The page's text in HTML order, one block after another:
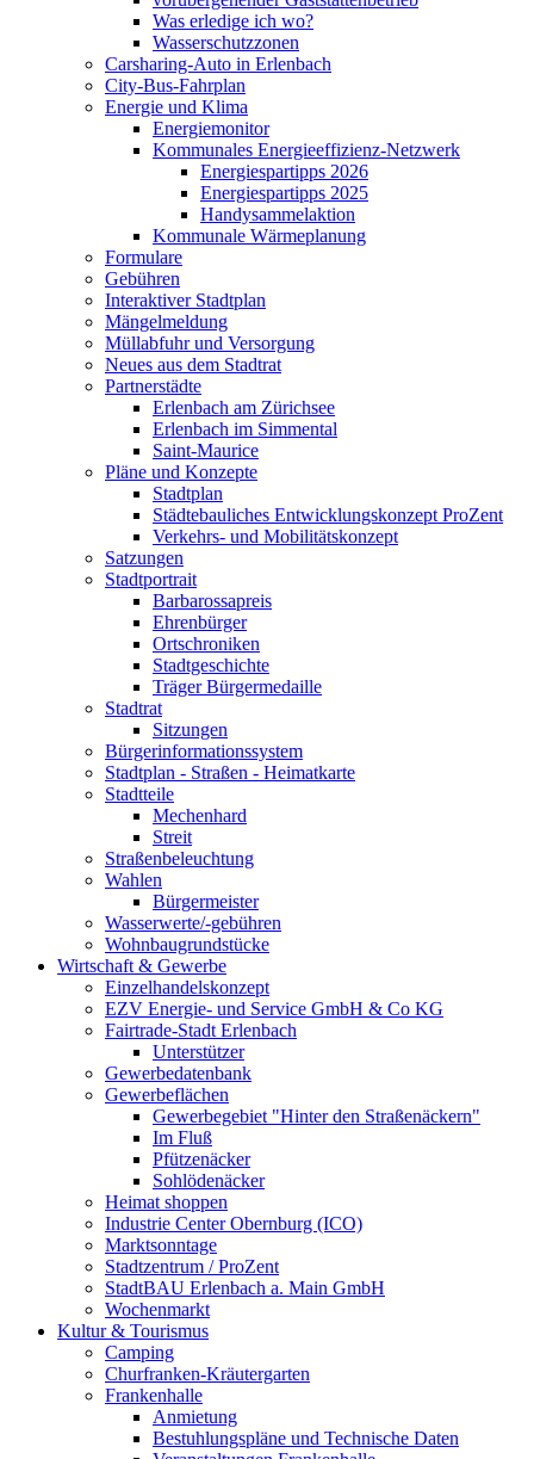
Was erledige ich wo?
Wasserschutzzonen
Carsharing-Auto in Erlenbach
City-Bus-Fahrplan
Energie und Klima
Energiemonitor
Kommunales Energieeffizienz-Netzwerk
Energiespartipps 2026
Energiespartipps 2025
Handysammelaktion
Kommunale Wärmeplanung
Formulare
Gebühren
Interaktiver Stadtplan
Mängelmeldung
Müllabfuhr und Versorgung
Neues aus dem Stadtrat
Partnerstädte
Erlenbach am Zürichsee
Erlenbach im Simmental
Saint-Maurice
Pläne und Konzepte
Stadtplan
Städtebauliches Entwicklungskonzept ProZent
Verkehrs- und Mobilitätskonzept
Satzungen
Stadtportrait
Barbarossapreis
Ehrenbürger
Ortschroniken
Stadtgeschichte
Träger Bürgermedaille
Stadtrat
Sitzungen
Bürgerinformationssystem
Stadtplan - Straßen - Heimatkarte
Stadtteile
Mechenhard
Streit
Straßenbeleuchtung
Wahlen
Bürgermeister
Wasserwerte/-gebühren
Wohnbaugrundstücke
Wirtschaft & Gewerbe
Einzelhandelskonzept
EZV Energie- und Service GmbH & Co KG
Fairtrade-Stadt Erlenbach
Unterstützer
Gewerbedatenbank
Gewerbeflächen
Gewerbegebiet "Hinter den Straßenäckern"
Im Fluß
Pfützenäcker
Sohlödenäcker
Heimat shoppen
Industrie Center Obernburg (ICO)
Marktsonntage
Stadtzentrum / ProZent
StadtBAU Erlenbach a. Main GmbH
Wochenmarkt
Kultur & Tourismus
Camping
Churfranken-Kräutergarten
Frankenhalle
Anmietung
Bestuhlungspläne und Technische Daten